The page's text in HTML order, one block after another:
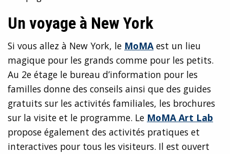
Un voyage à New York
Si vous allez à New York, le MoMA est un lieu
magique pour les grands comme pour les petits.
Au 2e étage le bureau d’information pour les
familles donne des conseils ainsi que des guides
gratuits sur les activités familiales, les brochures
sur la visite et le programme. Le MoMA Art Lab
propose également des activités pratiques et
interactives pour tous les visiteurs. Il est ouvert